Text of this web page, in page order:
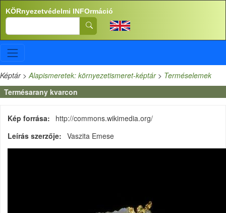
Ugrás a tartalomra
KÖRnyezetvédelmi INFOrmáció
Search
Képtár>Alapismeretek: környezetismeret-képtár> Terméselemek
Termésarany kvarcon
Kép forrása
http://commons.wikimedia.org/
Leírás szerzője
Vaszita Emese